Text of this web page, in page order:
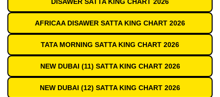
DISAWER SATTA KING CHART 2026
AFRICAA DISAWER SATTA KING CHART 2026
TATA MORNING SATTA KING CHART 2026
NEW DUBAI (11) SATTA KING CHART 2026
NEW DUBAI (12) SATTA KING CHART 2026